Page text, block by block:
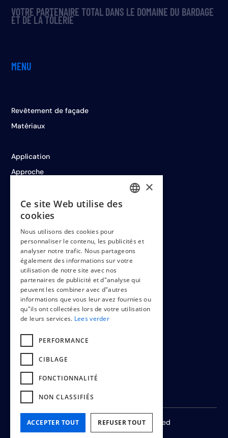
VOTRE PARTENAIRE TOTAL DANS LE DOMAINE DU BARDAGE
ET DE LA TÔLERIE
MENU
Revêtement de façade
Matériaux
Application
Approche
LEGAL
Cookiepolicy
Terms & conditions
© 2024 - 2026All rights reserved
FRENCH
×
Ce site Web utilise des
cookies
Nous utilisons des cookies pour
personnaliser le contenu, les publicités et
analyser notre trafic. Nous partageons
également des informations sur votre
utilisation de notre site avec nos
partenaires de publicité et d"analyse qui
peuvent les combiner avec d"autres
informations que vous leur avez fournies ou
qu"ils ont collectées lors de votre utilisation
de leurs services. Lees verder
PERFORMANCE
CIBLAGE
FONCTIONNALITÉ
NON CLASSIFIÉS
ACCEPTER TOUT REFUSER TOUT